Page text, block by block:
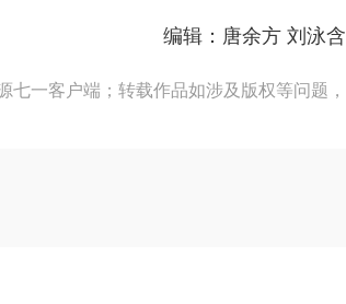
编辑：唐余方 刘泳含
一客户端；转载作品如涉及版权等问题，